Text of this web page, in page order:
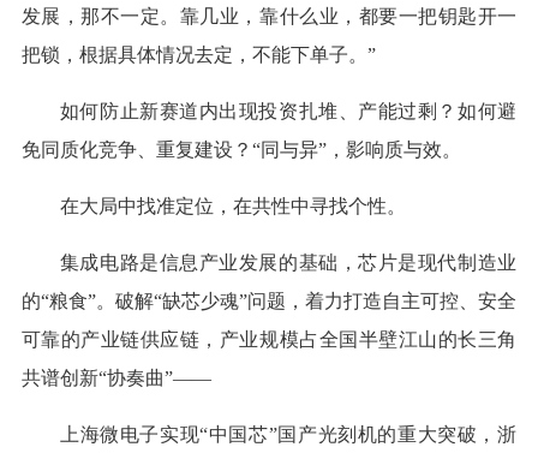
发展，那不一定。靠几业，靠什么业，都要一把钥匙开一
把锁，根据具体情况去定，不能下单子。”
如何防止新赛道内出现投资扎堆、产能过剩？如何避
免同质化竞争、重复建设？“同与异”，影响质与效。
在大局中找准定位，在共性中寻找个性。
集成电路是信息产业发展的基础，芯片是现代制造业
的“粮食”。破解“缺芯少魂”问题，着力打造自主可控、安全
可靠的产业链供应链，产业规模占全国半壁江山的长三角
共谱创新“协奏曲”——
上海微电子实现“中国芯”国产光刻机的重大突破，浙